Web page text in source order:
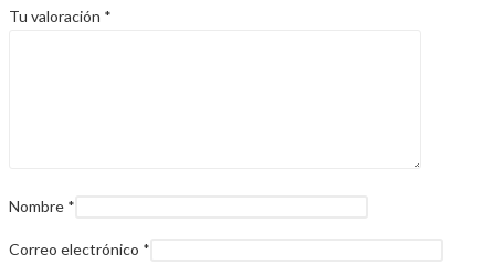
Tu valoración *
Nombre *
Correo electrónico *